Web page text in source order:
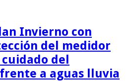
Invierno con
del medidor
del
a aguas lluvia